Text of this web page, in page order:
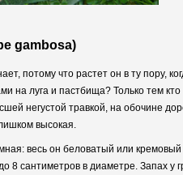
gambosa)
потому что растет он в ту пору,
на луга и пастбища? Только тем
негустой травкой, на обочине
высокая.
весь он беловатый или
8 сантиметров в диаметре. Запах у